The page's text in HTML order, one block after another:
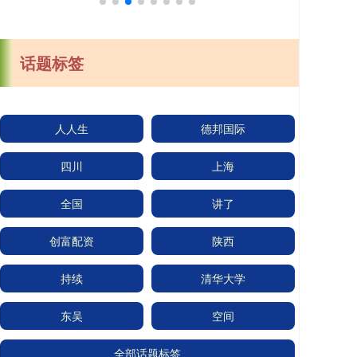
话题标签
人人生 德邦国际
四川 上海
全国 讲了
创富配资 陕西
持续 清华大学
东吴 空间
全部话题标签